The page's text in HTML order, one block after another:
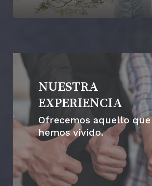
NUESTRA
EXPERIENCIA
Ofrecemos aquello que
hemos vivido.